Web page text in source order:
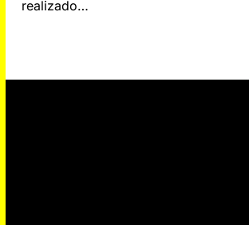
realizado…